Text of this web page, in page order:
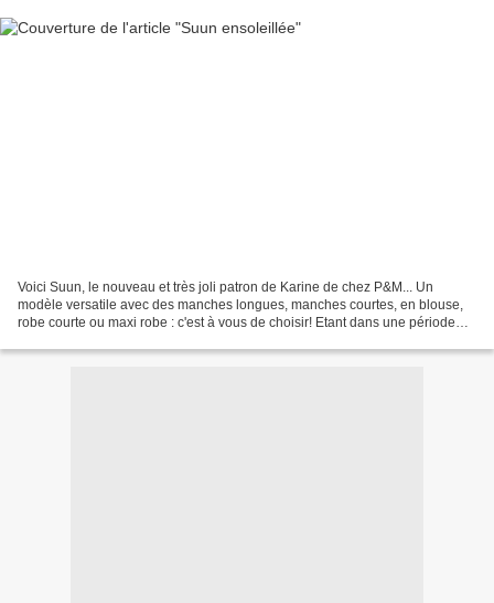
Voici Suun, le nouveau et très joli patron de Karine de chez P&M... Un
modèle versatile avec des manches longues, manches courtes, en blouse,
robe courte ou maxi robe : c'est à vous de choisir! Etant dans une période